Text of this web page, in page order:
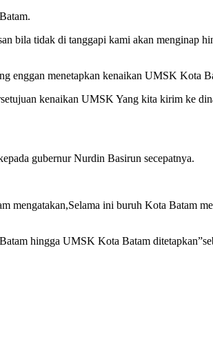
bila tidak di tanggapi kami akan menginap
enggan menetapkan kenaikan UMSK Kota
kenaikan UMSK Yang kita kirim ke
gubernur Nurdin Basirun secepatnya.
ini buruh Kota Batam
hingga UMSK Kota Batam